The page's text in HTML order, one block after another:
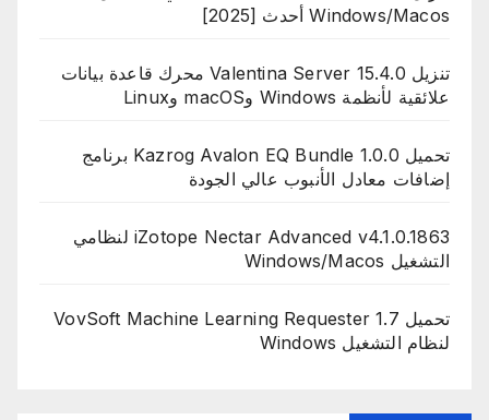
Windows/Macos أحدث [2025]
تنزيل Valentina Server 15.4.0 محرك قاعدة بيانات
علائقية لأنظمة Windows وmacOS وLinux
تحميل Kazrog Avalon EQ Bundle 1.0.0 برنامج
إضافات معادل الأنبوب عالي الجودة
iZotope Nectar Advanced v4.1.0.1863 لنظامي
التشغيل Windows/Macos
تحميل VovSoft Machine Learning Requester 1.7
لنظام التشغيل Windows